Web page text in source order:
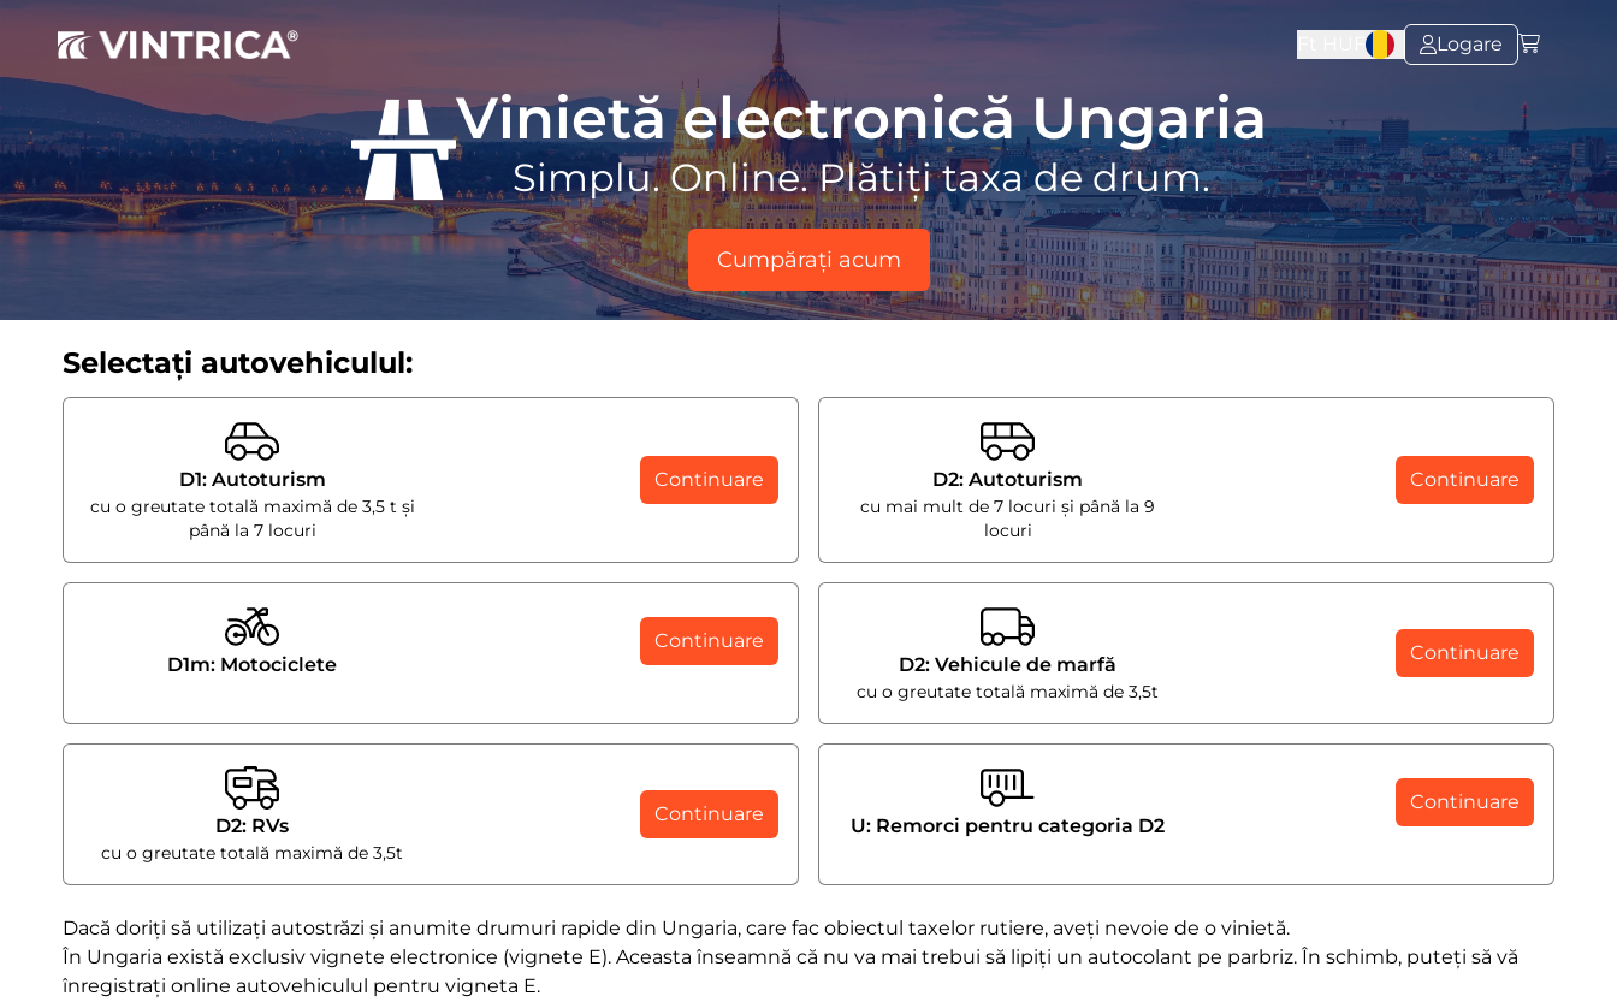
Logare
Vinietă electronică Ungaria
Simplu. Online. Plătiți taxa de drum.
Cumpărați acum
Dacă doriți să utilizați autostrăzi și anumite drumuri rapide din Ungaria, care fac obiectul taxelor rutiere, aveți nevoie de o vinietă.
În Ungaria există exclusiv vignete electronice (vignete E). Aceasta înseamnă că nu va mai trebui să lipiți un autocolant pe parbriz. În schimb, puteți să vă
înregistrați online autovehiculul pentru vigneta E.
Selectați autovehiculul:
D1: Autoturism
cu o greutate totală maximă de 3,5 t și
până la 7 locuri
Continuare D2: Autoturism
cu mai mult de 7 locuri și până la 9
locuri
Continuare
D1m: Motociclete
Continuare
D2: Vehicule de marfă
cu o greutate totală maximă de 3,5t
Continuare
D2: RVs
cu o greutate totală maximă de 3,5t
Continuare
U: Remorci pentru categoria D2
Continuare